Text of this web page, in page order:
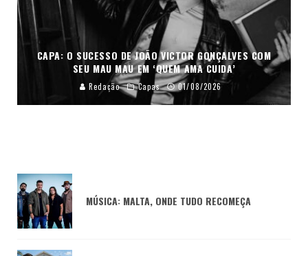
CAPA: O SUCESSO DE JOÃO VICTOR GONÇALVES COM
SEU MAU MAU EM ‘QUEM AMA CUIDA’
Redação Capas 01/08/2026
MÚSICA: MALTA, ONDE TUDO RECOMEÇA